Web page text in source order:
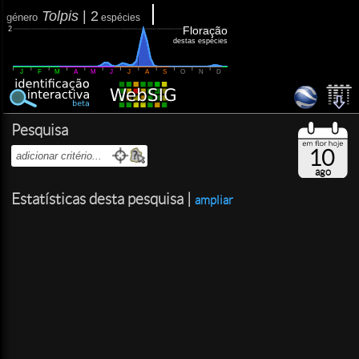
género Tolpis 2 espécies
2
J F M A M J J A S O N D
Floração
destas espécies
Pesquisa
Estatísticas desta pesquisa | ampliar
10
ago